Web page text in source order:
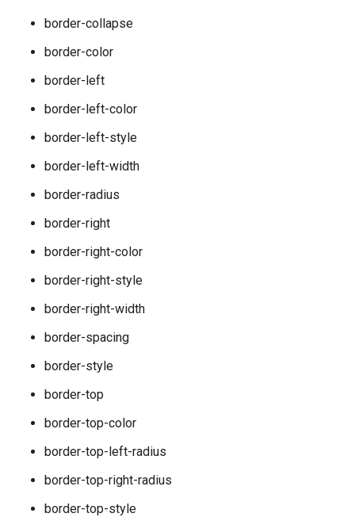
border-collapse
border-color
border-left
border-left-color
border-left-style
border-left-width
border-radius
border-right
border-right-color
border-right-style
border-right-width
border-spacing
border-style
border-top
border-top-color
border-top-left-radius
border-top-right-radius
border-top-style